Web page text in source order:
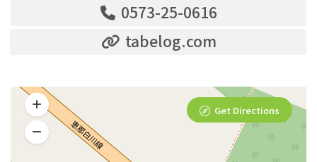
0573-25-0616
tabelog.com
Get Directions